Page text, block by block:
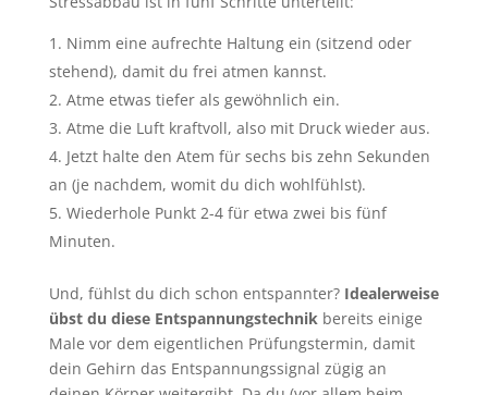
Nimm eine aufrechte Haltung ein (sitzend oder
stehend), damit du frei atmen kannst.
Atme etwas tiefer als gewöhnlich ein.
Atme die Luft kraftvoll, also mit Druck wieder aus.
Jetzt halte den Atem für sechs bis zehn Sekunden
an (je nachdem, womit du dich wohlfühlst).
Wiederhole Punkt 2-4 für etwa zwei bis fünf
Minuten.
Und, fühlst du dich schon entspannter? Idealerweise
übst du diese Entspannungstechnik bereits einige
Male vor dem eigentlichen Prüfungstermin, damit
dein Gehirn das Entspannungssignal zügig an